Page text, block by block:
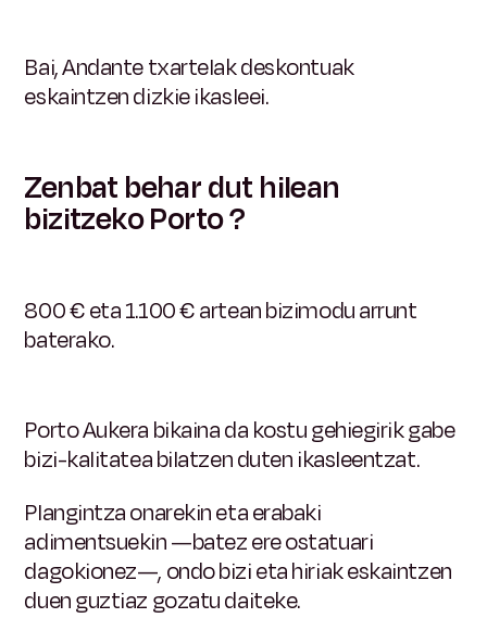
Bai, Andante txartelak deskontuak
eskaintzen dizkie ikasleei.
Zenbat behar dut hilean
bizitzeko Porto ?
800 € eta 1.100 € artean bizimodu arrunt
baterako.
Porto Aukera bikaina da kostu gehiegirik gabe
bizi-kalitatea bilatzen duten ikasleentzat.
Plangintza onarekin eta erabaki
adimentsuekin —batez ere ostatuari
dagokionez—, ondo bizi eta hiriak eskaintzen
duen guztiaz gozatu daiteke.